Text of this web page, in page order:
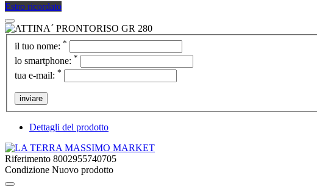
Estro ricordato
il tuo nome: *
lo smartphone: *
tua e-mail: *
inviare
Dettagli del prodotto
Riferimento 8002955740705
Condizione Nuovo prodotto